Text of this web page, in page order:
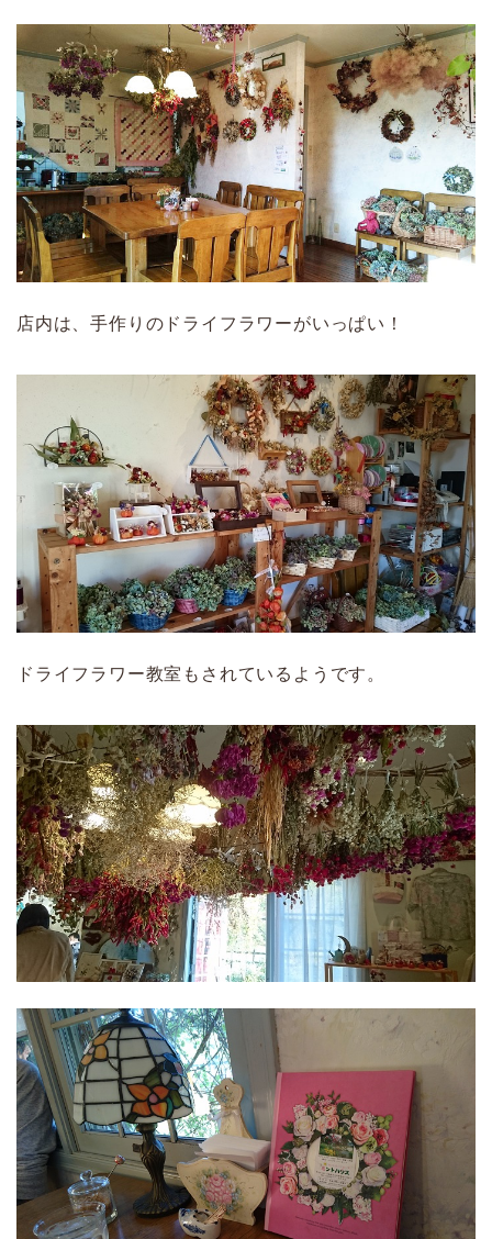
店内は、手作りのドライフラワーがいっぱい！
ドライフラワー教室もされているようです。